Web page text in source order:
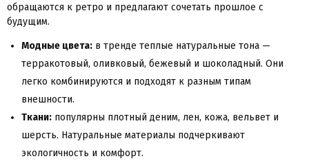
обращаются к ретро и предлагают сочетать прошлое с
будущим.
Модные цвета: в тренде теплые натуральные тона —
терракотовый, оливковый, бежевый и шоколадный. Они
легко комбинируются и подходят к разным типам
внешности.
Ткани: популярны плотный деним, лен, кожа, вельвет и
шерсть. Натуральные материалы подчеркивают
экологичность и комфорт.